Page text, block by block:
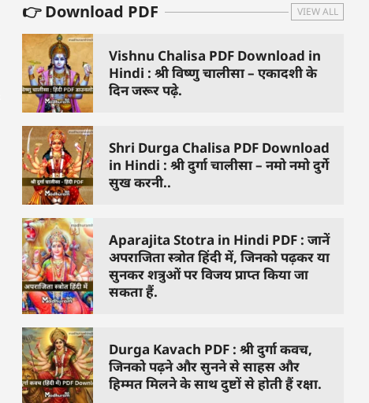
👉 Download PDF VIEW ALL
Vishnu Chalisa PDF Download in
Hindi : श्री विष्णु चालीसा – एकादशी के
दिन जरूर पढ़े.
Shri Durga Chalisa PDF Download
in Hindi : श्री दुर्गा चालीसा – नमो नमो दुर्गे
सुख करनी..
Aparajita Stotra in Hindi PDF : जानें
अपराजिता स्त्रोत हिंदी में, जिनको पढ़कर या
सुनकर शत्रुओं पर विजय प्राप्त किया जा
सकता हैं.
Durga Kavach PDF : श्री दुर्गा कवच,
जिनको पढ़ने और सुनने से साहस और
हिम्मत मिलने के साथ दुष्टों से होती हैं रक्षा.